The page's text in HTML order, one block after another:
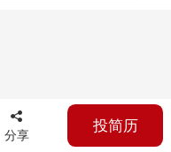
，广东省级各专业委
分享 投简历